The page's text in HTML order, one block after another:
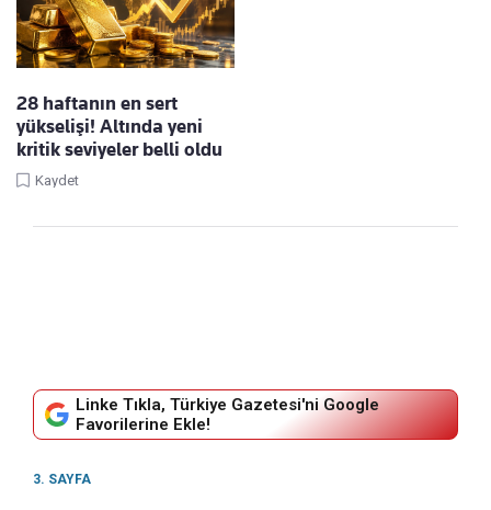
28 haftanın en sert
yükselişi! Altında yeni
kritik seviyeler belli oldu
Kaydet
Linke Tıkla, Türkiye Gazetesi'ni Google
Favorilerine Ekle!
3. SAYFA